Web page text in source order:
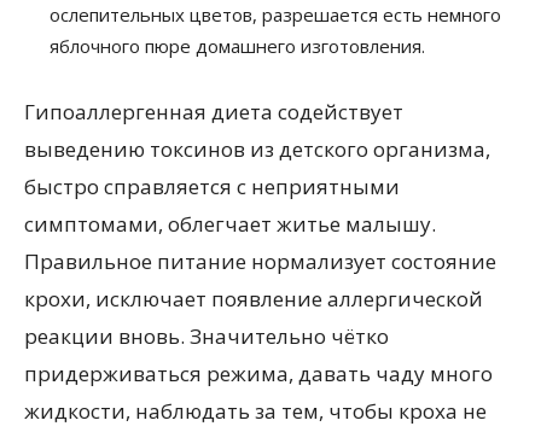
ослепительных цветов, разрешается есть немного
яблочного пюре домашнего изготовления.
Гипоаллергенная диета содействует
выведению токсинов из детского организма,
быстро справляется с неприятными
симптомами, облегчает житье малышу.
Правильное питание нормализует состояние
крохи, исключает появление аллергической
реакции вновь. Значительно чётко
придерживаться режима, давать чаду много
жидкости, наблюдать за тем, чтобы кроха не